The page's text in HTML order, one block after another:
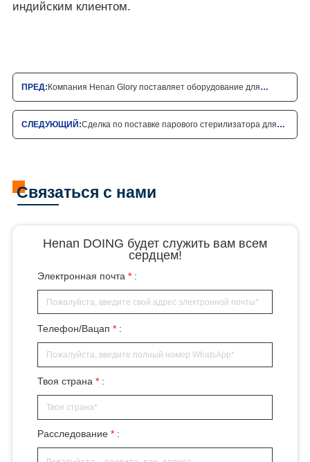
индийским клиентом.
ПРЕД: Компания Henan Glory поставляет оборудование для
СЛЕДУЮЩИЙ:Сделка по поставке парового стерилизатора для
Связаться с нами
Henan DOING будет служить вам всем
сердцем!
Электронная почта * :
Телефон/Вацап * :
Твоя страна * :
Расследование* :